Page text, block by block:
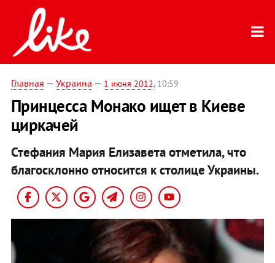
Главная — Украина — 1 июня 2012, 10:59
Принцесса Монако ищет в Киеве
циркачей
Стефания Мария Елизавета отметила, что
благосклонно относится к столице Украины.